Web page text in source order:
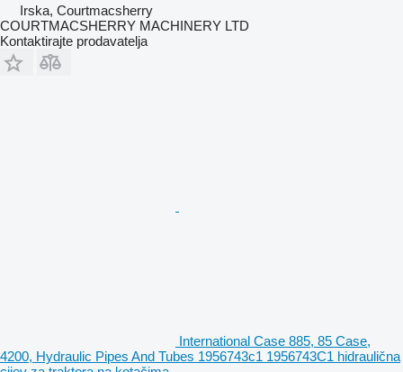
Irska, Courtmacsherry
COURTMACSHERRY MACHINERY LTD
Kontaktirajte prodavatelja
International Case 885, 85 Case,
4200, Hydraulic Pipes And Tubes 1956743c1 1956743C1 hidraulična